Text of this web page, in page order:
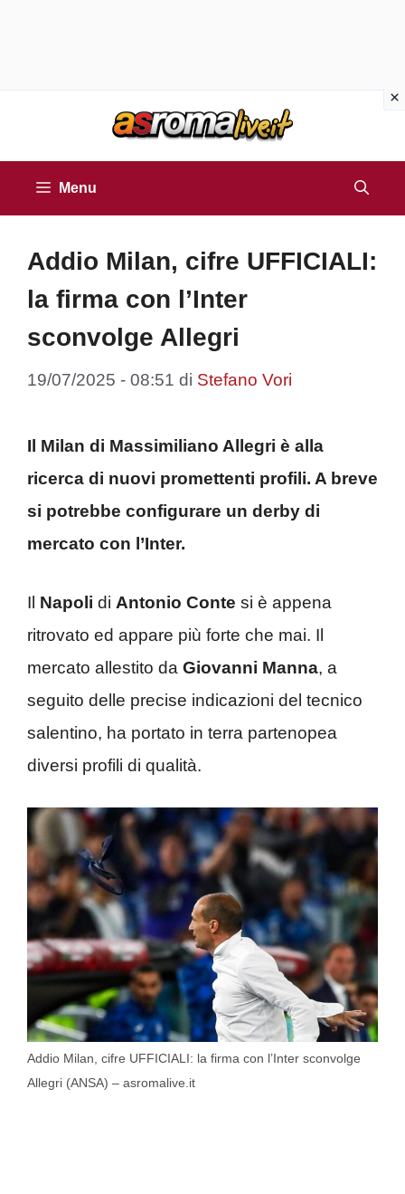
Menu
Addio Milan, cifre UFFICIALI:
la firma con l’Inter
sconvolge Allegri
19/07/2025 - 08:51 di Stefano Vori
Il Milan di Massimiliano Allegri è alla
ricerca di nuovi promettenti profili. A breve
si potrebbe configurare un derby di
mercato con l’Inter.
Il Napoli di Antonio Conte si è appena
ritrovato ed appare più forte che mai. Il
mercato allestito da Giovanni Manna, a
seguito delle precise indicazioni del tecnico
salentino, ha portato in terra partenopea
diversi profili di qualità.
Addio Milan, cifre UFFICIALI: la firma con l’Inter sconvolge
Allegri (ANSA) – asromalive.it